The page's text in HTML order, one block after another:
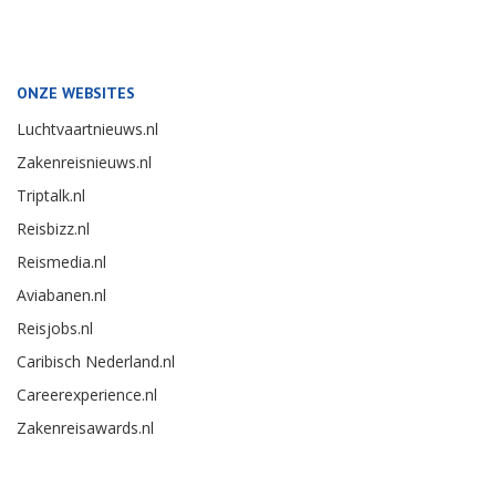
ONZE WEBSITES
Luchtvaartnieuws.nl
Zakenreisnieuws.nl
Triptalk.nl
Reisbizz.nl
Reismedia.nl
Aviabanen.nl
Reisjobs.nl
Caribisch Nederland.nl
Careerexperience.nl
Zakenreisawards.nl